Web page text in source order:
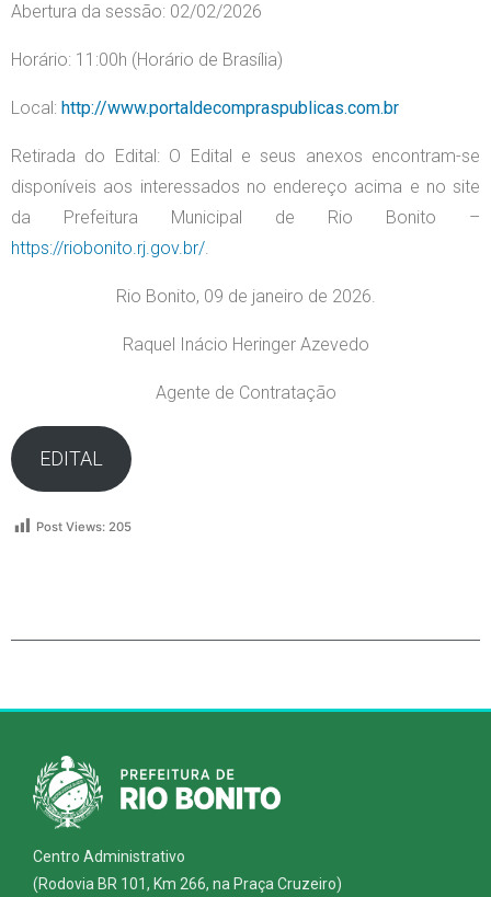
Abertura da sessão: 02/02/2026
Horário: 11:00h (Horário de Brasília)
Local: http://www.portaldecompraspublicas.com.br
Retirada do Edital: O Edital e seus anexos encontram-se
disponíveis aos interessados no endereço acima e no site
da Prefeitura Municipal de Rio Bonito –
https://riobonito.rj.gov.br/.
Rio Bonito, 09 de janeiro de 2026.
Raquel Inácio Heringer Azevedo
Agente de Contratação
EDITAL
Post Views: 205
Centro Administrativo
(Rodovia BR 101, Km 266, na Praça Cruzeiro)